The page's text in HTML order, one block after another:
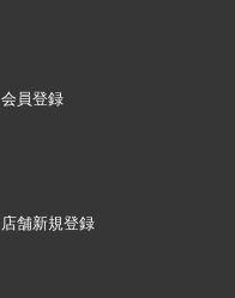
会員登録
店舗新規登録